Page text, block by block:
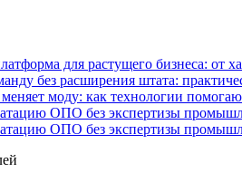
для растущего бизнеса: от
без расширения штата:
моду: как технологии
ОПО без экспертизы
ОПО без экспертизы